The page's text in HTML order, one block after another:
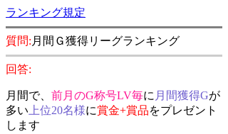
ランキング規定
質問: 月間Ｇ獲得リーグランキング
回答:
月間で、 前月のG称号LV毎に 月間獲得Gが
多い 上位20名様に賞金+賞品をプレゼント
します